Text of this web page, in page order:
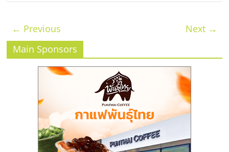
← Previous
Next →
Main Sponsors